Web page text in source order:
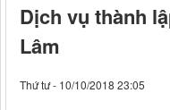
Dịch vụ thành
Lâm
Thứ tư - 10/10/2018 23:05